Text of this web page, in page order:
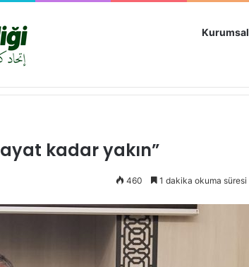
Kurumsal
kadar yakın”
460 1 dakika okuma süresi